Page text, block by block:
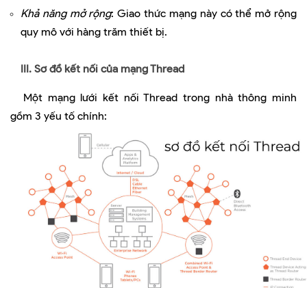
Khả năng mở rộng: Giao thức mạng này có thể mở rộng
quy mô với hàng trăm thiết bị.
III. Sơ đồ kết nối của mạng Thread
Một mạng lưới kết nối Thread trong nhà thông minh
gồm 3 yếu tố chính: